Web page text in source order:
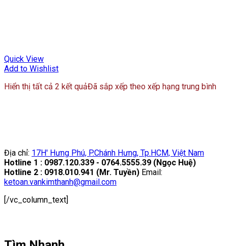
Quick View
Add to Wishlist
Hiển thị tất cả 2 kết quảĐã sắp xếp theo xếp hạng trung bình
Địa chỉ: 17H' Hưng Phú, P.Chánh Hưng, Tp.HCM, Việt Nam
Hotline 1 : 0987.120.339 - 0764.5555.39 (Ngọc Huệ)
Hotline 2 : 0918.010.941 (Mr. Tuyền) Email:
ketoan.vankimthanh@gmail.com
[/vc_column_text]